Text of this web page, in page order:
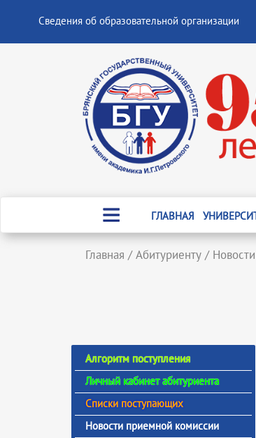
Сведения об образовательной организации
ГЛАВНАЯ
Главная / Абитуриенту /
Алгоритм поступления
Личный кабинет абитуриента
Списки поступающих
Новости приемной комиссии